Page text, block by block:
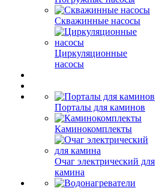
Скважинные насосы
Циркуляционные
насосы
Порталы для каминов
Каминокомплекты
Очаг электрический для
камина